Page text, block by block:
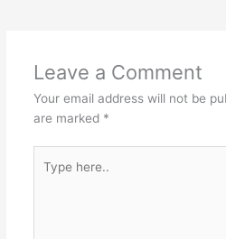
Leave a Comment
Your email address will not be
are marked *
here..